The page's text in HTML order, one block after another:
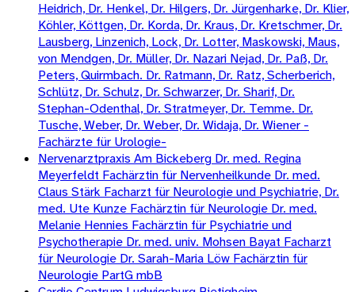
Heidrich, Dr. Henkel, Dr. Hilgers, Dr. Jürgenharke, Dr. Klier,
Köhler, Köttgen, Dr. Korda, Dr. Kraus, Dr. Kretschmer, Dr.
Lausberg, Linzenich, Lock, Dr. Lotter, Maskowski, Maus,
von Mendgen, Dr. Müller, Dr. Nazari Nejad, Dr. Paß, Dr.
Peters, Quirmbach. Dr. Ratmann, Dr. Ratz, Scherberich,
Schlütz, Dr. Schulz, Dr. Schwarzer, Dr. Sharif, Dr.
Stephan-Odenthal, Dr. Stratmeyer, Dr. Temme. Dr.
Tusche, Weber, Dr. Weber, Dr. Widaja, Dr. Wiener -
Fachärzte für Urologie-
Nervenarztpraxis Am Bickeberg Dr. med. Regina
Meyerfeldt Fachärztin für Nervenheilkunde Dr. med.
Claus Stärk Facharzt für Neurologie und Psychiatrie, Dr.
med. Ute Kunze Fachärztin für Neurologie Dr. med.
Melanie Hennies Fachärztin für Psychiatrie und
Psychotherapie Dr. med. univ. Mohsen Bayat Facharzt
für Neurologie Dr. Sarah-Maria Löw Fachärztin für
Neurologie PartG mbB